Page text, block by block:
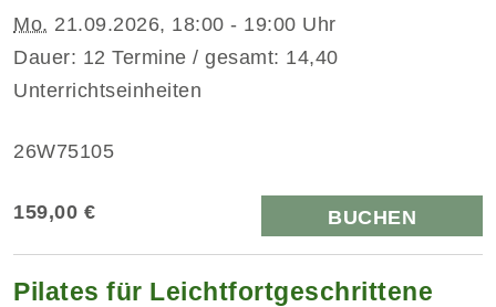
Mo. 21.09.2026, 18:00 - 19:00 Uhr
Dauer: 12 Termine / gesamt: 14,40
Unterrichtseinheiten
26W75105
159,00 € BUCHEN
Pilates für Leichtfortgeschrittene